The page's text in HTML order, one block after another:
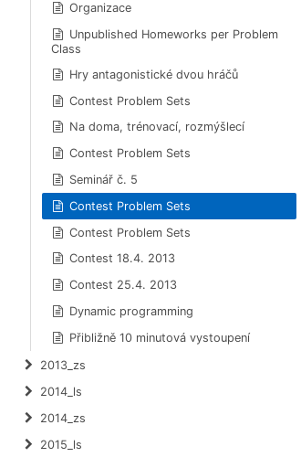
Organizace
Unpublished Homeworks per Problem
Class
Hry antagonistické dvou hráčů
Contest Problem Sets
Na doma, trénovací, rozmýšlecí
Contest Problem Sets
Seminář č. 5
Contest Problem Sets
Contest Problem Sets
Contest 18.4. 2013
Contest 25.4. 2013
Dynamic programming
Přibližně 10 minutová vystoupení
2013_zs
2014_ls
2014_zs
2015_ls